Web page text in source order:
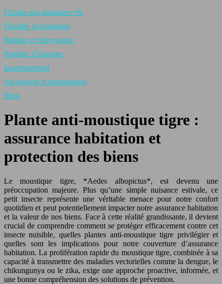
Choisir son assurance vie
Fiscalité et avantages
Retraite et prévoyance
Produits d’épargne
Investissement
Succession et transmission
Blog
Plante anti-moustique tigre :
assurance habitation et
protection des biens
Le moustique tigre, *Aedes albopictus*, est devenu une
préoccupation majeure. Plus qu’une simple nuisance estivale, ce
petit insecte représente une véritable menace pour notre confort
quotidien et peut potentiellement impacter notre assurance habitation
et la valeur de nos biens. Face à cette réalité grandissante, il devient
crucial de comprendre comment se protéger efficacement contre cet
insecte nuisible, quelles plantes anti-moustique tigre privilégier et
quelles sont les implications pour notre couverture d’assurance
habitation. La prolifération rapide du moustique tigre, combinée à sa
capacité à transmettre des maladies vectorielles comme la dengue, le
chikungunya ou le zika, exige une approche proactive, informée, et
une bonne compréhension des solutions de prévention.